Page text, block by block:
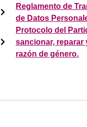
Reglamento de
de Datos
Protocolo del
sancionar, reparar
razón de género.